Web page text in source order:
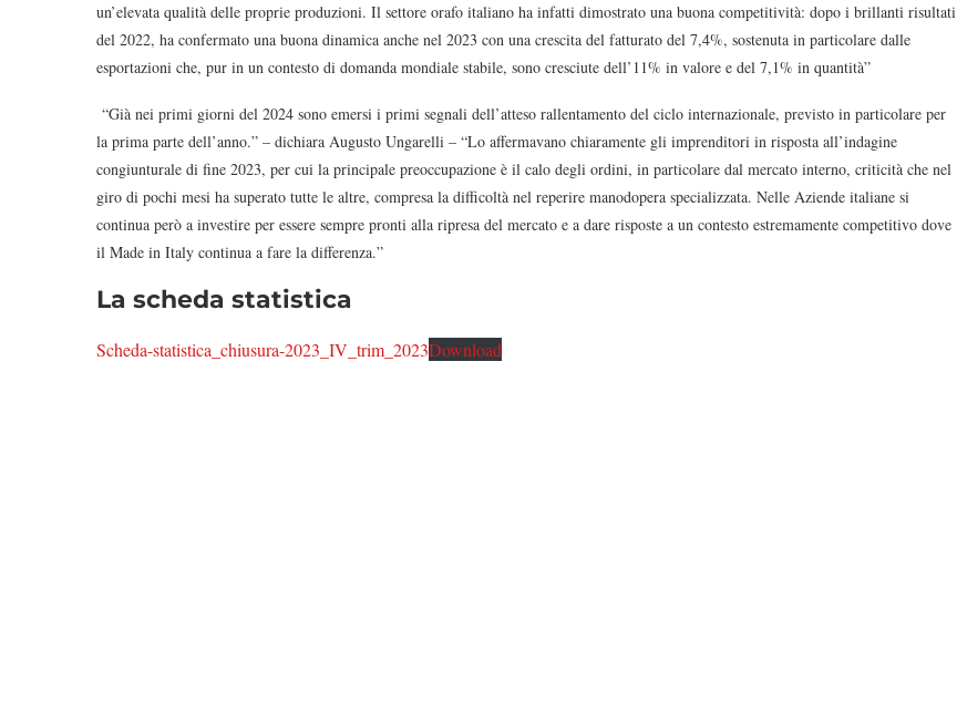
un’elevata qualità delle proprie produzioni. Il settore orafo italiano ha infatti dimostrato una buona competitività: dopo i brillanti risultati
del 2022, ha confermato una buona dinamica anche nel 2023 con una crescita del fatturato del 7,4%, sostenuta in particolare dalle
esportazioni che, pur in un contesto di domanda mondiale stabile, sono cresciute dell’11% in valore e del 7,1% in quantità”
“Già nei primi giorni del 2024 sono emersi i primi segnali dell’atteso rallentamento del ciclo internazionale, previsto in particolare per
la prima parte dell’anno.” – dichiara Augusto Ungarelli – “Lo affermavano chiaramente gli imprenditori in risposta all’indagine
congiunturale di fine 2023, per cui la principale preoccupazione è il calo degli ordini, in particolare dal mercato interno, criticità che nel
giro di pochi mesi ha superato tutte le altre, compresa la difficoltà nel reperire manodopera specializzata. Nelle Aziende italiane si
continua però a investire per essere sempre pronti alla ripresa del mercato e a dare risposte a un contesto estremamente competitivo dove
il Made in Italy continua a fare la differenza.”
La scheda statistica
Scheda-statistica_chiusura-2023_IV_trim_2023Download